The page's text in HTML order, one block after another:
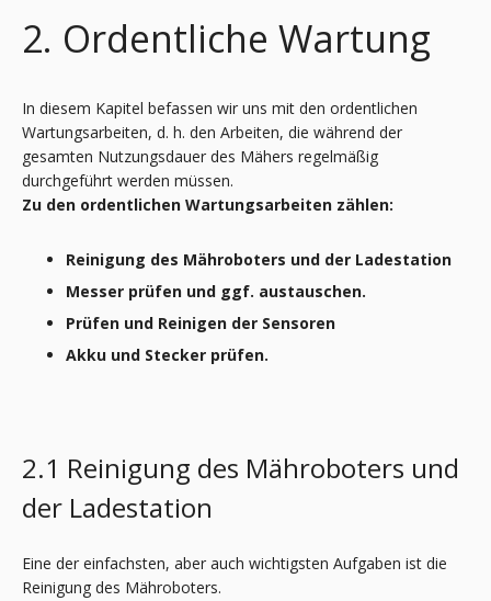
2. Ordentliche Wartung
In diesem Kapitel befassen wir uns mit den ordentlichen
Wartungsarbeiten, d. h. den Arbeiten, die während der
gesamten Nutzungsdauer des Mähers regelmäßig
durchgeführt werden müssen.
Zu den ordentlichen Wartungsarbeiten zählen:
Reinigung des Mähroboters und der Ladestation
Messer prüfen und ggf. austauschen.
Prüfen und Reinigen der Sensoren
Akku und Stecker prüfen.
2.1 Reinigung des Mähroboters und
der Ladestation
Eine der einfachsten, aber auch wichtigsten Aufgaben ist die
Reinigung des Mähroboters.